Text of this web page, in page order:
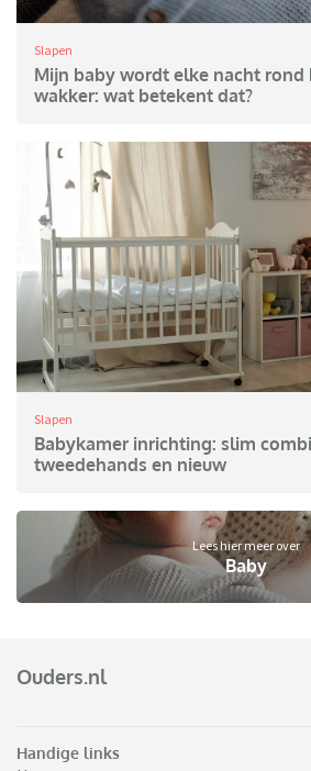
Slapen
Mijn baby wordt elke nacht
wakker: wat betekent dat?
Slapen
Babykamer inrichting: slim
tweedehands en nieuw
Lees hier meer over
Baby
Ouders.nl
Handige links